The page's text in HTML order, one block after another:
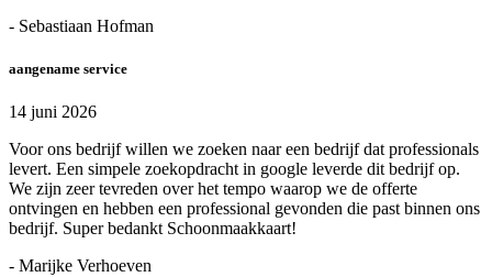
- Sebastiaan Hofman
aangename service
14 juni 2026
Voor ons bedrijf willen we zoeken naar een bedrijf dat professionals
levert. Een simpele zoekopdracht in google leverde dit bedrijf op.
We zijn zeer tevreden over het tempo waarop we de offerte
ontvingen en hebben een professional gevonden die past binnen ons
bedrijf. Super bedankt Schoonmaakkaart!
- Marijke Verhoeven